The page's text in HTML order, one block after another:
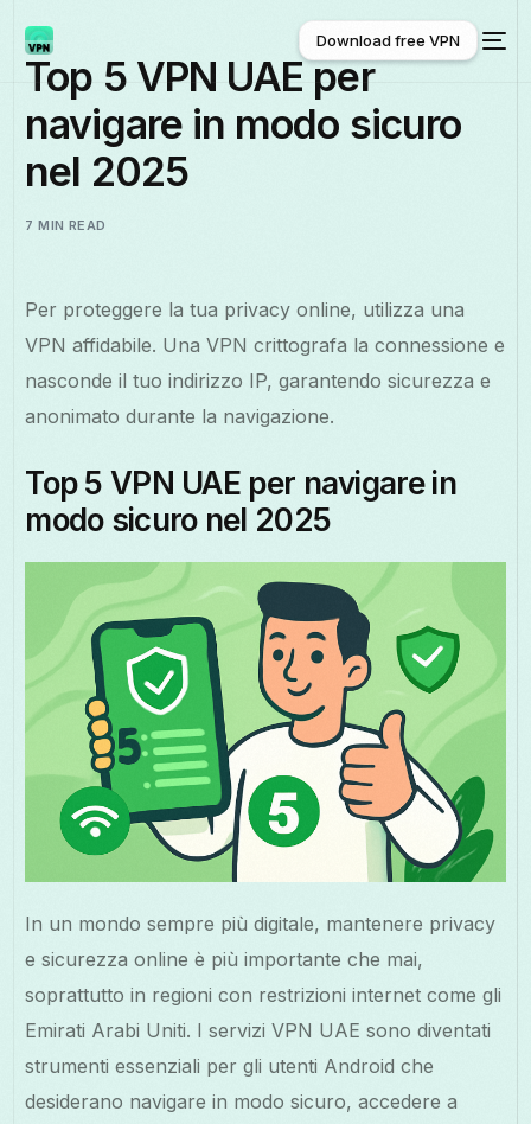
Download free VPN
Download free VPN
Top 5 VPN UAE per
navigare in modo sicuro
nel 2025
7 MIN READ
Per proteggere la tua privacy online, utilizza una
VPN affidabile. Una VPN crittografa la connessione e
nasconde il tuo indirizzo IP, garantendo sicurezza e
anonimato durante la navigazione.
Top 5 VPN UAE per navigare in
modo sicuro nel 2025
In un mondo sempre più digitale, mantenere privacy
e sicurezza online è più importante che mai,
soprattutto in regioni con restrizioni internet come gli
Emirati Arabi Uniti. I servizi VPN UAE sono diventati
strumenti essenziali per gli utenti Android che
desiderano navigare in modo sicuro, accedere a